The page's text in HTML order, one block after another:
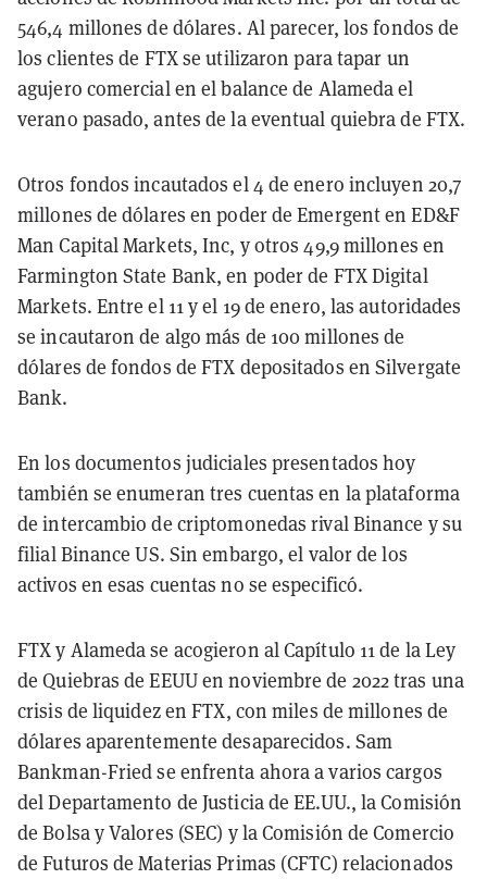
546,4 millones de dólares. Al parecer, los fondos de
los clientes de FTX se utilizaron para tapar un
agujero comercial en el balance de Alameda el
verano pasado, antes de la eventual quiebra de FTX.
Otros fondos incautados el 4 de enero incluyen 20,7
millones de dólares en poder de Emergent en ED&F
Man Capital Markets, Inc, y otros 49,9 millones en
Farmington State Bank, en poder de FTX Digital
Markets. Entre el 11 y el 19 de enero, las autoridades
se incautaron de algo más de 100 millones de
dólares de fondos de FTX depositados en Silvergate
Bank.
En los documentos judiciales presentados hoy
también se enumeran tres cuentas en la plataforma
de intercambio de criptomonedas rival Binance y su
filial Binance US. Sin embargo, el valor de los
activos en esas cuentas no se especificó.
FTX y Alameda se acogieron al Capítulo 11 de la Ley
de Quiebras de EEUU en noviembre de 2022 tras una
crisis de liquidez en FTX, con miles de millones de
dólares aparentemente desaparecidos. Sam
Bankman-Fried se enfrenta ahora a varios cargos
del Departamento de Justicia de EE.UU., la Comisión
de Bolsa y Valores (SEC) y la Comisión de Comercio
de Futuros de Materias Primas (CFTC) relacionados